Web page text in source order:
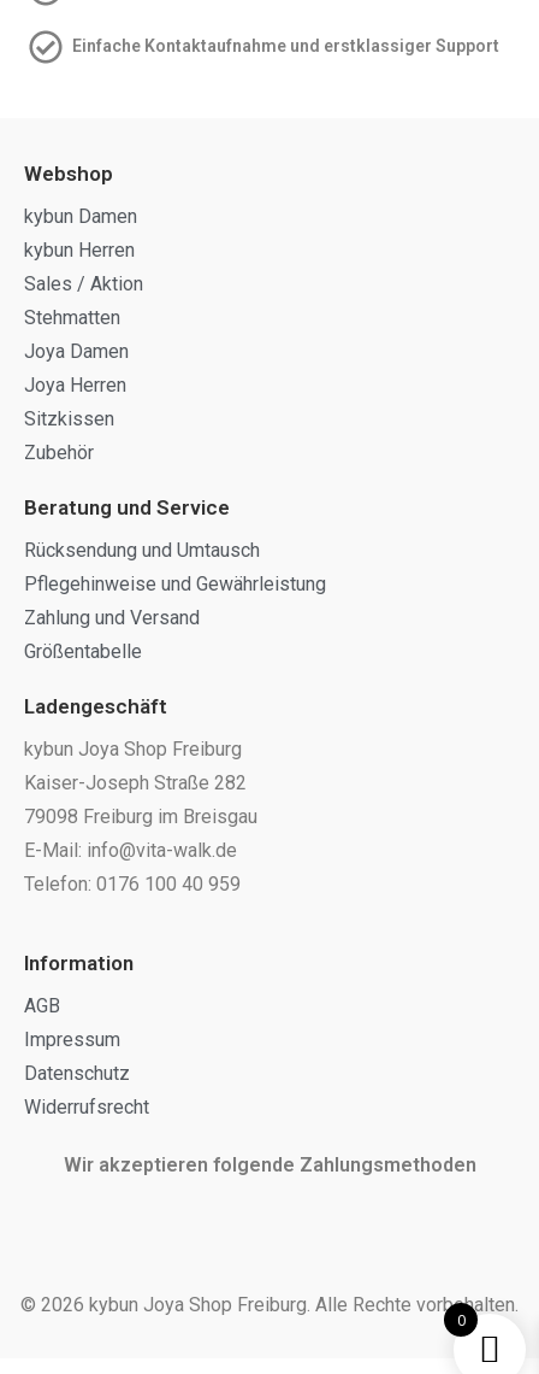
Einfache Kontakt­aufnahme und erstklassiger Support
Webshop
kybun Damen
kybun Herren
Sales / Aktion
Stehmatten
Joya Damen
Joya Herren
Sitzkissen
Zubehör
Beratung und Service
Rücksendung und Umtausch
Pflegehinweise und Gewährleistung
Zahlung und Versand
Größentabelle
Ladengeschäft
kybun Joya Shop Freiburg
Kaiser-Joseph Straße 282
79098 Freiburg im Breisgau
E-Mail: info@vita-walk.de
Telefon: 0176 100 40 959
Information
AGB
Impressum
Datenschutz
Widerrufsrecht
Wir akzeptieren folgende Zahlungsmethoden
© 2026 kybun Joya Shop Freiburg. Alle Rechte vorbehalten.
0